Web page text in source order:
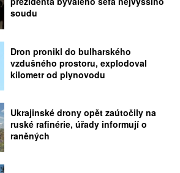
soudu
Dron pronikl do bulharského
vzdušného prostoru, explodoval
kilometr od plynovodu
Ukrajinské drony opět zaútočily na
ruské rafinérie, úřady informují o
raněných